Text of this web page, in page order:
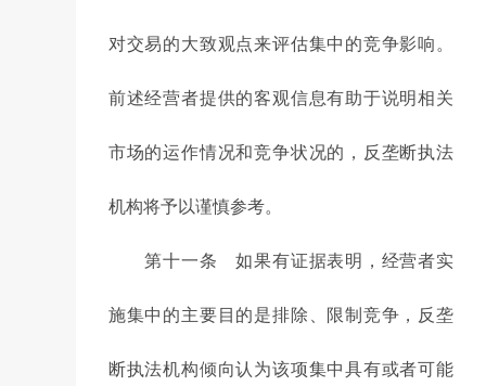
对交易的大致观点来评估集中的竞争影响。
前述经营者提供的客观信息有助于说明相关
市场的运作情况和竞争状况的，反垄断执法
机构将予以谨慎参考。
第十一条 如果有证据表明，经营者实
施集中的主要目的是排除、限制竞争，反垄
断执法机构倾向认为该项集中具有或者可能